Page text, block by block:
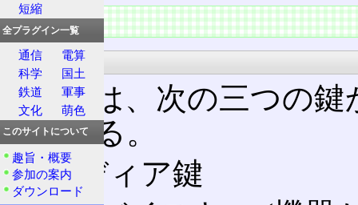
技術
暗号鍵
CPPMは、次の三つの
格納する。
メディア鍵
短縮
全プラグイン一覧
通信
電算
科学
国土
鉄道
軍事
文化
萌色
このサイトについて
趣旨・概要
参加の案内
ダウンロード